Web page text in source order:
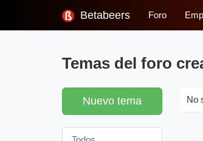
Betabeers Foro
Temas del foro
Nuevo tema No